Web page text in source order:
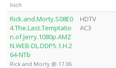
lisch
Rick.and.Morty.S08E0
4.The.Last.Temptatio
n.of.Jerry.1080p.AMZ
N.WEB-DL.DDP5.1.H.2
64-NTb
Rick and Morty @ 17.06.
HDTV
AC3